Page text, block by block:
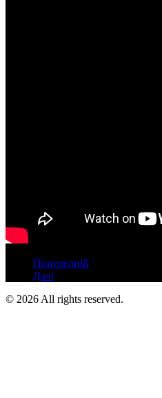
Попередній
Далі
© 2026 All rights reserved.